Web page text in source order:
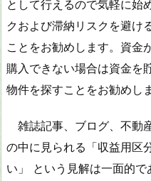
として行えるので気軽に始
クおよび滞納リスクを避け
ことをお勧めします。資金
購入できない場合は資金を
物件を探すことをお勧めし
雑誌記事、ブログ、不動
の中に見られる「収益用区
い」 という見解は一面的